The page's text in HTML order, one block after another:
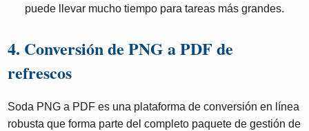
puede llevar mucho tiempo para tareas más grandes.
4. Conversión de PNG a PDF de
refrescos
Soda PNG a PDF es una plataforma de conversión en línea
robusta que forma parte del completo paquete de gestión de